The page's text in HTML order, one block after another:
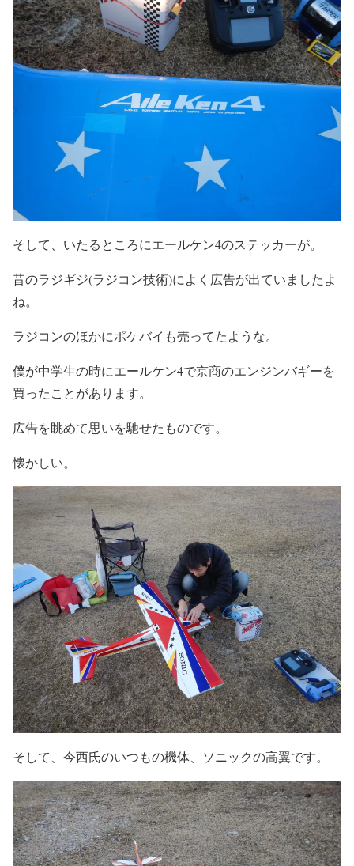
そして、いたるところにエールケン4のステッカーが。
昔のラジギジ(ラジコン技術)によく広告が出ていましたよ
ね。
ラジコンのほかにポケバイも売ってたような。
僕が中学生の時にエールケン4で京商のエンジンバギーを
買ったことがあります。
広告を眺めて思いを馳せたものです。
懐かしい。
そして、今西氏のいつもの機体、ソニックの高翼です。